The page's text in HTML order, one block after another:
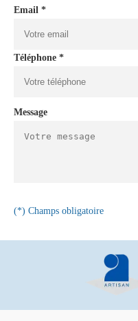
Email *
Téléphone *
Message
(*) Champs obligatoire